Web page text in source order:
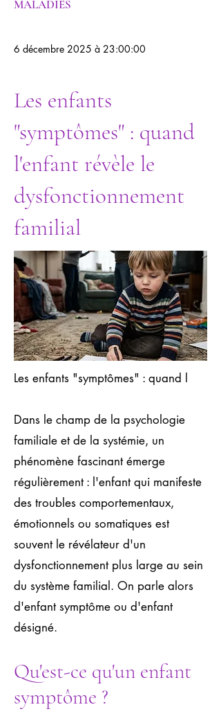
MALADIES
6 décembre 2025 à 23:00:00
Les enfants
"symptômes" : quand
l'enfant révèle le
dysfonctionnement
familial
Les enfants "symptômes" : quand l
Dans le champ de la psychologie
familiale et de la systémie, un
phénomène fascinant émerge
régulièrement : l'enfant qui manifeste
des troubles comportementaux,
émotionnels ou somatiques est
souvent le révélateur d'un
dysfonctionnement plus large au sein
du système familial. On parle alors
d'enfant symptôme ou d'enfant
désigné.
Qu'est-ce qu'un enfant
symptôme ?